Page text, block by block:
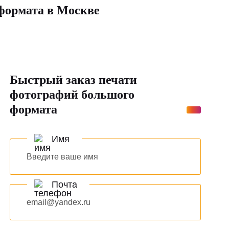
в Москве
Быстрый заказ печати
фотографий большого
формата
Имя
Почта